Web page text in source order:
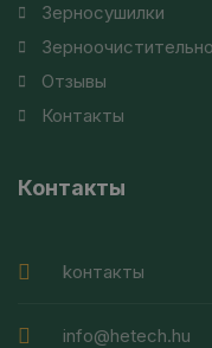
Зерносушилки
Отзывы
Контакты
Контакты
kонтакты
info@hetech.hu